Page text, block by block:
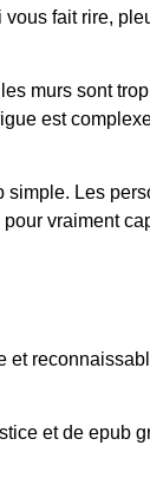
fait rire,
murs sont
est
simple. Les
vraiment
et
et de epub